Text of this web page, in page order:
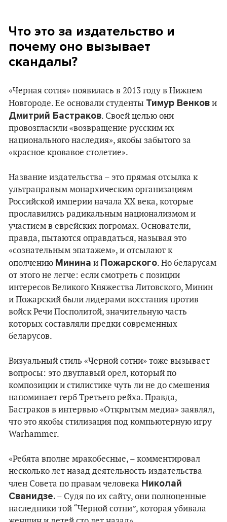
Что это за издательство и
почему оно вызывает
скандалы?
«Черная сотня» появилась в 2013 году в Нижнем
Новгороде. Ее основали студенты Тимур Венков и
Дмитрий Бастраков. Своей целью они
провозгласили «возвращение русским их
национального наследия», якобы забытого за
«красное кровавое столетие».
Название издательства – это прямая отсылка к
ультраправым монархическим организациям
Российской империи начала XX века, которые
прославились радикальным национализмом и
участием в еврейских погромах. Основатели,
правда, пытаются оправдаться, называя это
«сознательным эпатажем», и отсылают к
ополчению Минина и Пожарского. Но беларусам
от этого не легче: если смотреть с позиции
интересов Великого Княжества Литовского, Минин
и Пожарский были лидерами восстания против
войск Речи Посполитой, значительную часть
которых составляли предки современных
беларусов.
Визуальный стиль «Черной сотни» тоже вызывает
вопросы: это двуглавый орел, который по
композиции и стилистике чуть ли не до смешения
напоминает герб Третьего рейха. Правда,
Бастраков в интервью «Открытым медиа» заявлял,
что это якобы стилизация под компьютерную игру
Warhammer.
«Ребята вполне мракобесные, – комментировал
несколько лет назад деятельность издательства
член Совета по правам человека Николай
Сванидзе. – Судя по их сайту, они полноценные
наследники той “Черной сотни”, которая убивала